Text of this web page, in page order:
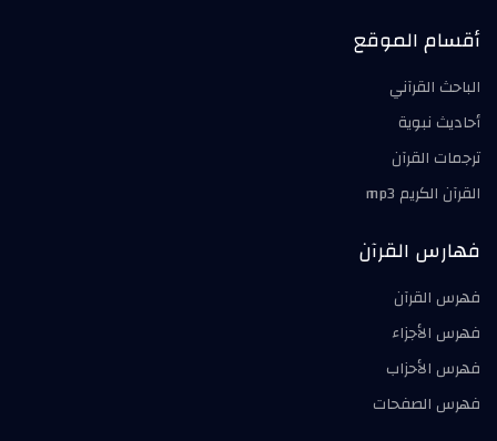
أقسام الموقع
الباحث القرآني
أحاديث نبوية
ترجمات القرآن
القرآن الكريم mp3
فهارس القرآن
فهرس القرآن
فهرس الأجزاء
فهرس الأحزاب
فهرس الصفحات